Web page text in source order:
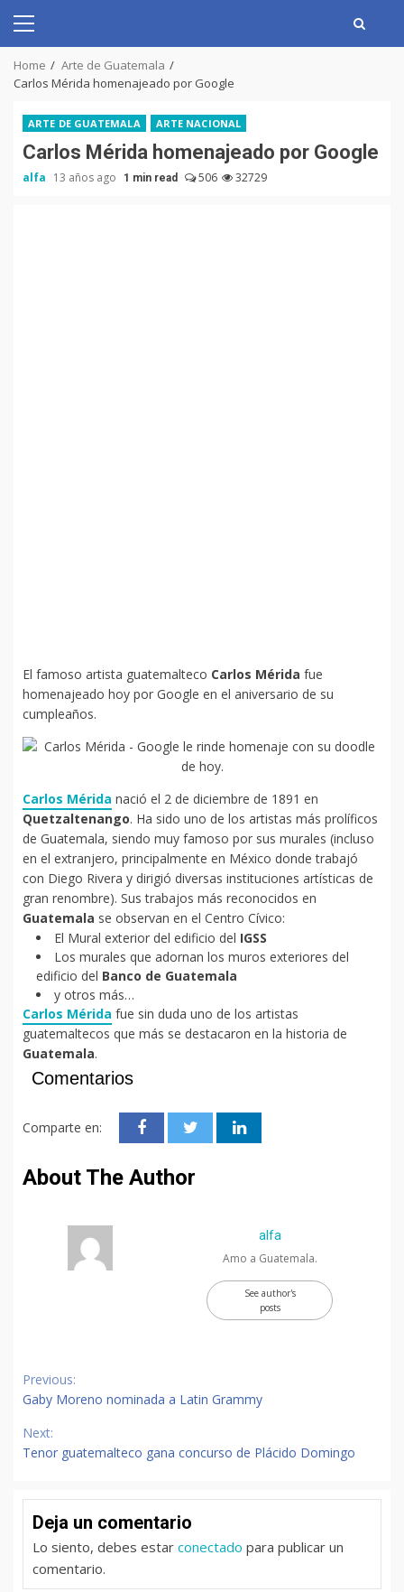
Primary
Home
Arte de Guatemala
Carlos Mérida homenajeado por Google
ARTE DE GUATEMALA ARTE NACIONAL
Carlos Mérida homenajeado por Google
alfa 13 años ago 1 min read 506 32729
El famoso artista guatemalteco Carlos Mérida fue
homenajeado hoy por Google en el aniversario de su
cumpleaños.
Carlos Mérida nació el 2 de diciembre de 1891 en
Quetzaltenango. Ha sido uno de los artistas más prolíficos
de Guatemala, siendo muy famoso por sus murales (incluso
en el extranjero, principalmente en México donde trabajó
con Diego Rivera y dirigió diversas instituciones artísticas de
gran renombre). Sus trabajos más reconocidos en
Guatemala se observan en el Centro Cívico:
El Mural exterior del edificio del IGSS
Los murales que adornan los muros exteriores del
edificio del Banco de Guatemala
y otros más…
Carlos Mérida fue sin duda uno de los artistas
guatemaltecos que más se destacaron en la historia de
Guatemala.
Comentarios
Comparte en:
About The Author
alfa
Amo a Guatemala.
See author's
posts
Continue
Reading
Previous:
Gaby Moreno nominada a Latin Grammy
Next:
Tenor guatemalteco gana concurso de Plácido Domingo
Deja un comentario
Lo siento, debes estar conectado para publicar un
comentario.